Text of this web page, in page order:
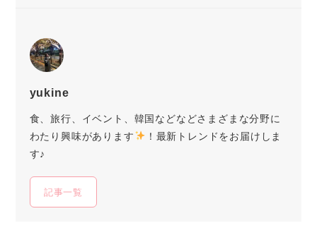
yukine
食、旅行、イベント、韓国などなどさまざまな分野に
わたり興味があります
！最新トレンドをお届けしま
す♪
記事一覧